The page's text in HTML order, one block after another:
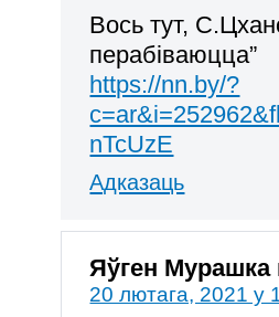
Вось тут,
перабіваюцца”
https://nn.by/?
nTcUzE
Адказаць
Яўген Мурашка
20 лютага, 2021 у